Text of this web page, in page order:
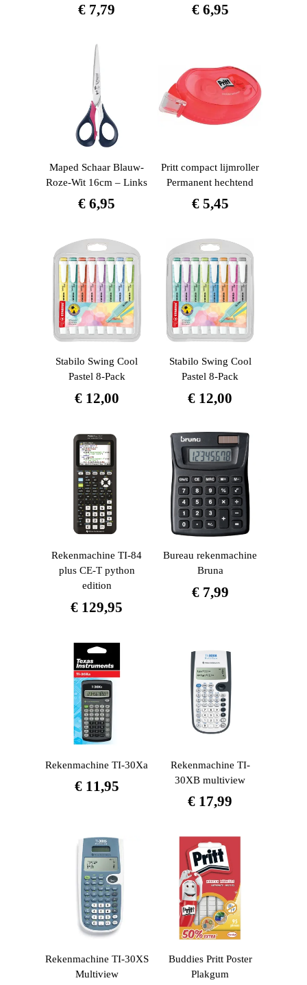
€ 7,79 €6,95
Maped Schaar Blauw-
Roze-Wit 16cm – Links
€ 6,95
Pritt compact lijmroller
Permanent hechtend
€5,45
Stabilo Swing Cool
Pastel 8-Pack
€12,00
Stabilo Swing Cool
Pastel 8-Pack
€ 12,00
Rekenmachine TI-84
plus CE-T python
edition
€ 129,95
Bureau rekenmachine
Bruna
€7,99
Rekenmachine TI-30Xa
€11,95
Rekenmachine TI-
30XB multiview
€ 17,99
Rekenmachine TI-30XS
Multiview
Buddies Pritt Poster
Plakgum